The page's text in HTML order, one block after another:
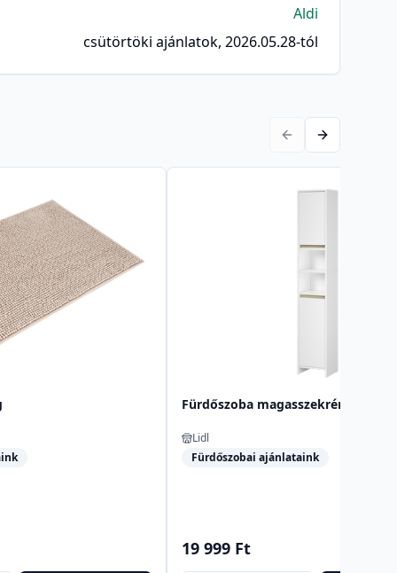
Aldi
csütörtöki ajánlatok, 2026.05.28-tól
Fürdőszoba magasszekrény
Lidl
Fürdőszobai ajánlataink
19 999 Ft